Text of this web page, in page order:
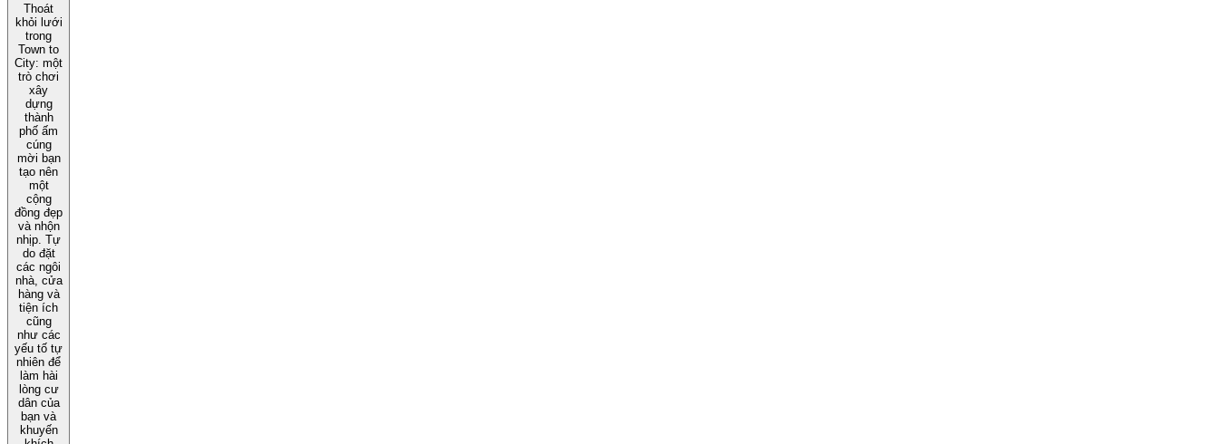
Thoát
khỏi lưới
trong
Town to
City: một
trò chơi
xây
dựng
thành
phố ấm
cúng
mời bạn
tạo nên
một
cộng
đồng đẹp
và nhộn
nhịp. Tự
do đặt
các ngôi
nhà, cửa
hàng và
tiện ích
cũng
như các
yếu tố tự
nhiên để
làm hài
lòng cư
dân của
bạn và
khuyến